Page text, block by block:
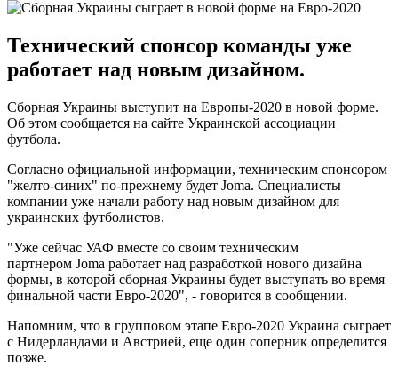
Технический спонсор команды уже
работает над новым дизайном.
Сборная Украины выступит на Европы-2020 в новой форме.
Об этом сообщается на сайте Украинской ассоциации
футбола.
Согласно официальной информации, техническим спонсором
"желто-синих" по-прежнему будет Joma. Специалисты
компании уже начали работу над новым дизайном для
украинских футболистов.
"Уже сейчас УАФ вместе со своим техническим
партнером Joma работает над разработкой нового дизайна
формы, в которой сборная Украины будет выступать во время
финальной части Евро-2020", - говорится в сообщении.
Напомним, что в групповом этапе Евро-2020 Украина сыграет
с Нидерландами и Австрией, еще один соперник определится
позже.